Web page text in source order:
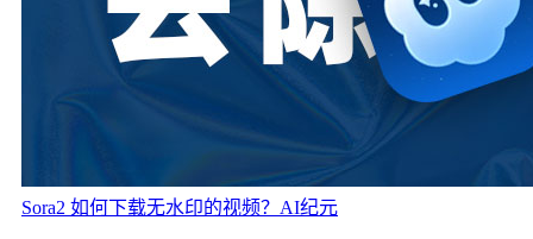
Sora2 如何下载无水印的视频？ AI纪元